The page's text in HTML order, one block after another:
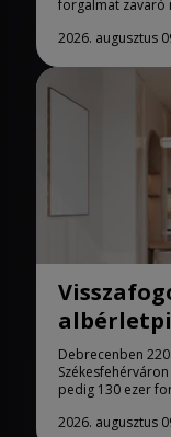
forgalmat zavaró
2026. augusztus
Debrecenben
pedig 130 ezer
2026. augusztus